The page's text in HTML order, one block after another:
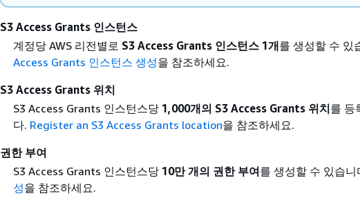
S3 Access Grants 인스턴스
계정당 AWS 리전별로 S3 Access Grants 인스턴스 1개를 생성할 수 있
Access Grants 인스턴스 생성을 참조하세요.
S3 Access Grants 위치
S3 Access Grants 인스턴스당 1,000개의 S3 Access Grants 위치를 등
다. Register an S3 Access Grants location을 참조하세요.
권한 부여
S3 Access Grants 인스턴스당 10만 개의 권한 부여를 생성할 수 있습니
성을 참조하세요.